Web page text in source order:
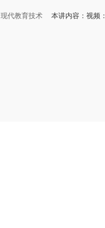
现代教育技术 本讲内容：视频